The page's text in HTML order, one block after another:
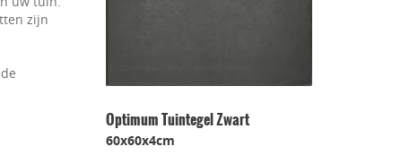
zijn
Optimum Tuintegel Zwart
60x60x4cm